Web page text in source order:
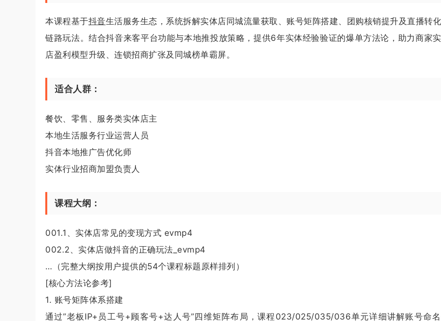
本课程基于抖音生活服务生态，系统拆解实体店同城流量获取、账号矩阵搭建、团购核销提升及直播转
链路玩法。结合抖音来客平台功能与本地推投放策略，提供6年实体经验验证的爆单方法论，助力商家
店盈利模型升级、连锁招商扩张及同城榜单霸屏。
适合人群：
餐饮、零售、服务类实体店主
本地生活服务行业运营人员
抖音本地推广告优化师
实体行业招商加盟负责人
课程大纲：
001.1、实体店常见的变现方式 evmp4
002.2、实体店做抖音的正确玩法_evmp4
…（完整大纲按用户提供的54个课程标题原样排列）
[核心方法论参考]
1. 账号矩阵体系搭建
通过”老板IP+员工号+顾客号+达人号”四维矩阵布局，课程023/025/035/036单元详细讲解账号命